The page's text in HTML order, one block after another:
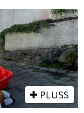
PLUSS